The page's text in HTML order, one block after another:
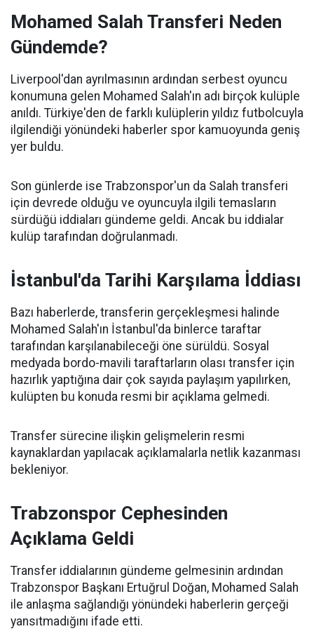
Mohamed Salah Transferi Neden
Gündemde?
Liverpool'dan ayrılmasının ardından serbest oyuncu
konumuna gelen Mohamed Salah'ın adı birçok kulüple
anıldı. Türkiye'den de farklı kulüplerin yıldız futbolcuyla
ilgilendiği yönündeki haberler spor kamuoyunda geniş
yer buldu.
Son günlerde ise Trabzonspor'un da Salah transferi
için devrede olduğu ve oyuncuyla ilgili temasların
sürdüğü iddiaları gündeme geldi. Ancak bu iddialar
kulüp tarafından doğrulanmadı.
İstanbul'da Tarihi Karşılama İddiası
Bazı haberlerde, transferin gerçekleşmesi halinde
Mohamed Salah'ın İstanbul'da binlerce taraftar
tarafından karşılanabileceği öne sürüldü. Sosyal
medyada bordo-mavili taraftarların olası transfer için
hazırlık yaptığına dair çok sayıda paylaşım yapılırken,
kulüpten bu konuda resmi bir açıklama gelmedi.
Transfer sürecine ilişkin gelişmelerin resmi
kaynaklardan yapılacak açıklamalarla netlik kazanması
bekleniyor.
Trabzonspor Cephesinden
Açıklama Geldi
Transfer iddialarının gündeme gelmesinin ardından
Trabzonspor Başkanı Ertuğrul Doğan, Mohamed Salah
ile anlaşma sağlandığı yönündeki haberlerin gerçeği
yansıtmadığını ifade etti.